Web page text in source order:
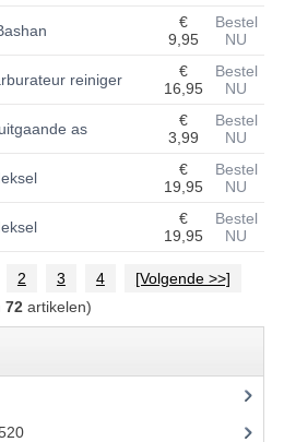
WIEL OPHANGING
EN BANDEN
ACCESSOIRES
GEREEDSCHAP
250-11B
€
9,95
Bestel
NU
reiniger
€
16,95
Bestel
NU
as
€
3,99
Bestel
NU
€
19,95
Bestel
NU
€
19,95
Bestel
NU
2 3 4
[Volgende >>]
72artikelen)
(347)